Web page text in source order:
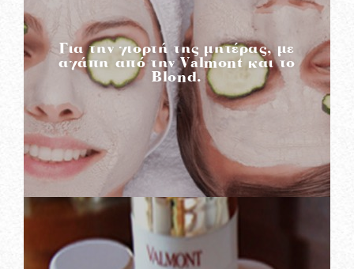
Για την γιορτή της μητέρας, με
αγάπη από την Valmont και το
Blond.
READ MORE